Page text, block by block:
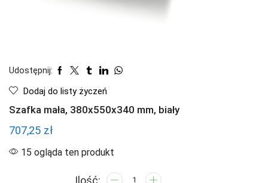
Udostępnij:
Dodaj do listy życzeń
Szafka mała, 380x550x340 mm, biały
707,25 zł
15 ogląda ten produkt
ilość